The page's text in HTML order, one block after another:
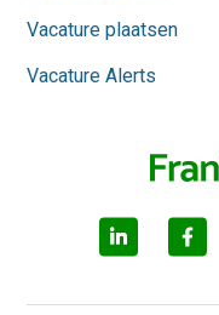
Vacature plaatsen
Vacature Alerts